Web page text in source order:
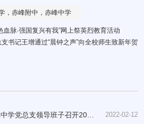
，赤峰附中，赤峰中学
血脉·强国复兴有我”网上祭英烈教育活动
支书记王增通过“晨钟之声”向全校师生致新年贺
2022-02-12
学党总支领导班子召开2022